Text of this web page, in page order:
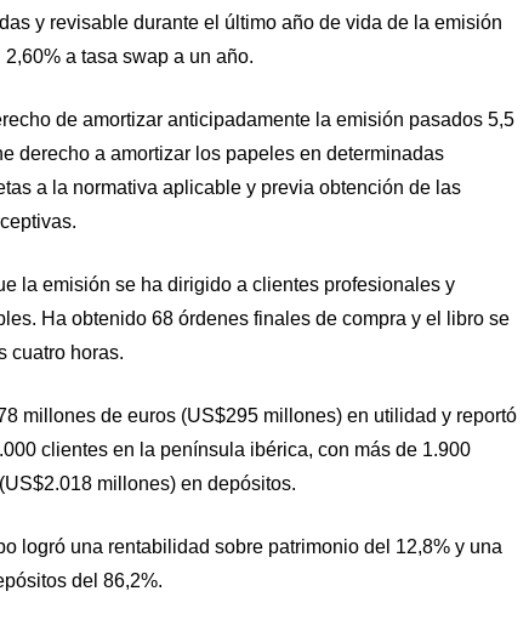
y revisable durante el último año de vida de la emisión
a tasa swap a un año.
de amortizar anticipadamente la emisión pasados 5,5
derecho a amortizar los papeles en determinadas
a la normativa aplicable y previa obtención de las
la emisión se ha dirigido a clientes profesionales y
Ha obtenido 68 órdenes finales de compra y el libro se
cuatro horas.
millones de euros (US$295 millones) en utilidad y reportó
clientes en la península ibérica, con más de 1.900
millones) en depósitos.
logró una rentabilidad sobre patrimonio del 12,8% y una
del 86,2%.